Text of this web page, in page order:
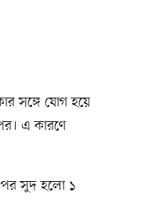
সঙ্গে যোগ হয়ে
এ কারণে
ওপর সুদ হলো ১